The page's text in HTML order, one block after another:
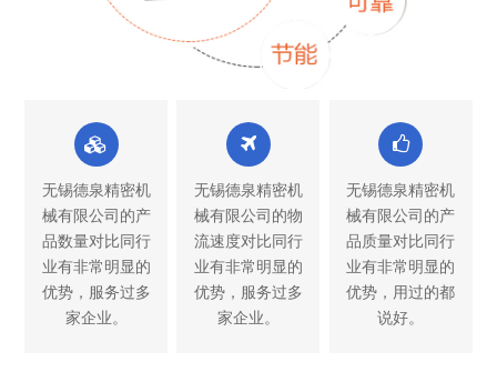
无锡德泉精密机
械有限公司的产
品数量对比同行
业有非常明显的
优势，服务过多
家企业。
无锡德泉精密机
械有限公司的物
流速度对比同行
业有非常明显的
优势，服务过多
家企业。
无锡德泉精密机
械有限公司的产
品质量对比同行
业有非常明显的
优势，用过的都
说好。